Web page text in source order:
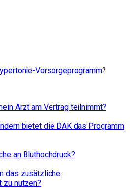
Vorsorgeprogramm?
Arzt am Vertrag teilnimmt?
bietet die DAK das Programm
an Bluthochdruck?
das zusätzliche
zu nutzen?